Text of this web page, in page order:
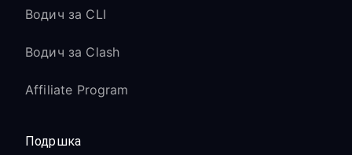
Водич за CLI
Водич за Clash
Affiliate Program
Подршка